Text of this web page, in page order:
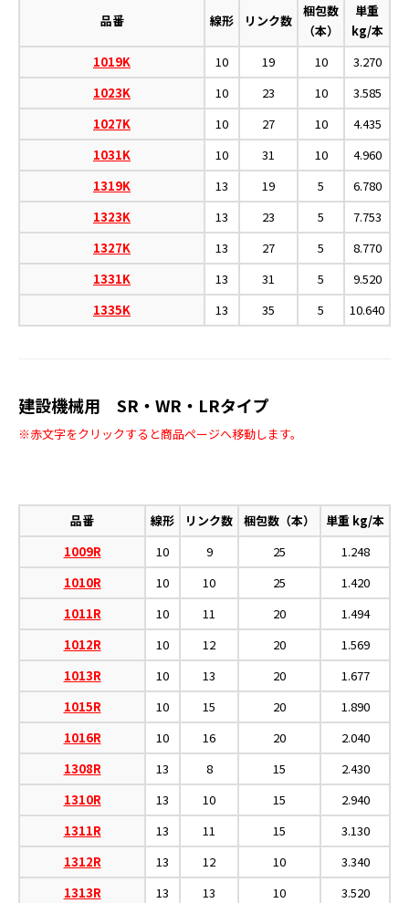
品番 線形 リンク数
梱包数
（本）
単重
kg/本
1019K
10 19 10
3.270
1023K
10 23 10
3.585
1027K
10 27 10
4.435
1031K
10 31 10
4.960
1319K
13 19 5
6.780
1323K
13 23 5
7.753
1327K
13 27 5
8.770
1331K
13 31 5
9.520
1335K
13 35 5 10.640
建設機械用 SR・WR・LRタイプ
※赤文字をクリックすると商品ページへ移動します。
品番 線形 リンク数 梱包数（本）
単重 kg/本
1009R
10 9 25
1.248
1010R
10 10 25
1.420
1011R
10 11 20
1.494
1012R
10 12 20
1.569
1013R
10 13 20
1.677
1015R
10 15 20
1.890
1016R
10 16 20
2.040
1308R
13 8 15
2.430
1310R
13 10 15
2.940
1311R
13 11 15
3.130
1312R
13 12 10
3.340
1313R
13 13 10
3.520